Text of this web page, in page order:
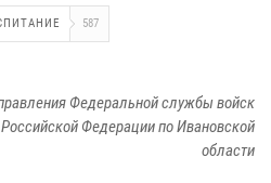
587
Федеральной службы войск
Федерации по Ивановской
области